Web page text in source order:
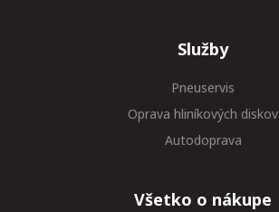
Služby
Pneuservis
Oprava hliníkových diskov
Autodoprava
Všetko o nákupe